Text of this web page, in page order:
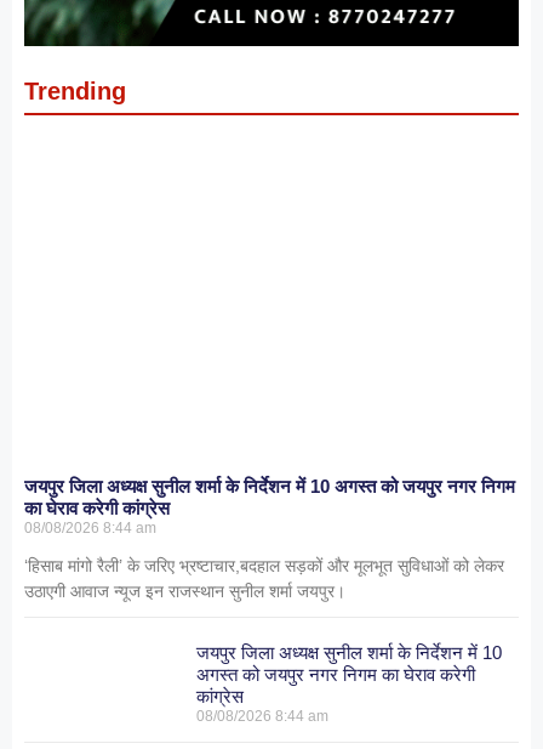
Trending
जयपुर जिला अध्यक्ष सुनील शर्मा के निर्देशन में 10 अगस्त को जयपुर नगर निगम
का घेराव करेगी कांग्रेस
08/08/2026 8:44 am
‘हिसाब मांगो रैली’ के जरिए भ्रष्टाचार,बदहाल सड़कों और मूलभूत सुविधाओं को लेकर
उठाएगी आवाज न्यूज इन राजस्थान सुनील शर्मा जयपुर।
जयपुर जिला अध्यक्ष सुनील शर्मा के निर्देशन में 10
अगस्त को जयपुर नगर निगम का घेराव करेगी
कांग्रेस
08/08/20268:44 am